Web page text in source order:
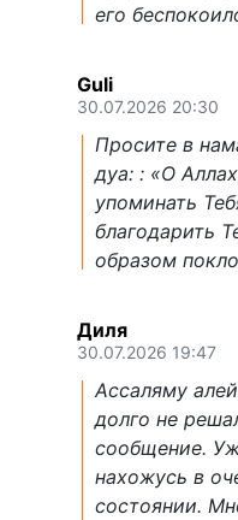
его
Guli
30.07.2026 20:30
Просите в
дуа: : «О
упоминать
благодарить
образом
Диля
30.07.2026 19:47
Ассаляму
долго не
сообщение.
нахожусь в
состоянии.